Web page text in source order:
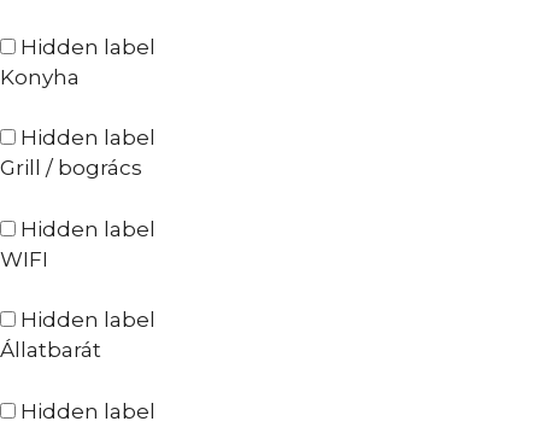
Hidden label
Konyha
Hidden label
Grill / bogrács
Hidden label
WIFI
Hidden label
Állatbarát
Hidden label